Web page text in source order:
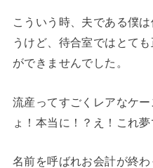
こういう時、夫である僕
うけど、待合室ではとて
ができませんでした。
流産ってすごくレアなケー
ょ！本当に！？え！これ
名前を呼ばれお会計が終